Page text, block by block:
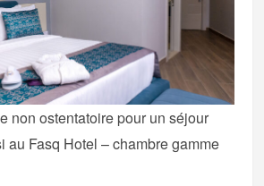
non ostentatoire pour un séjour
au Fasq Hotel – chambre gamme